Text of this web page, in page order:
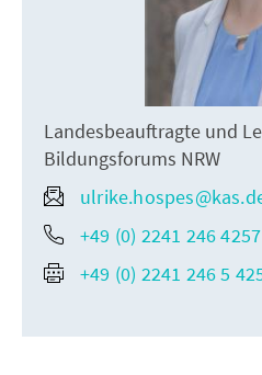
Landesbeauftragte und
Bildungsforums NRW
+49 (0) 2241 246 4257
+49 (0) 2241 246 5